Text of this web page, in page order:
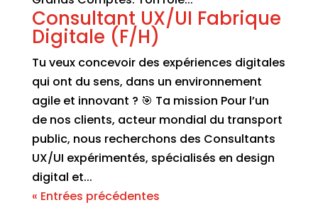
Consultant UX/UI Fabrique
Digitale (F/H)
Tu veux concevoir des expériences digitales
qui ont du sens, dans un environnement
agile et innovant ? 🎯 Ta mission Pour l’un
de nos clients, acteur mondial du transport
public, nous recherchons des Consultants
UX/UI expérimentés, spécialisés en design
digital et...
« Entrées précédentes